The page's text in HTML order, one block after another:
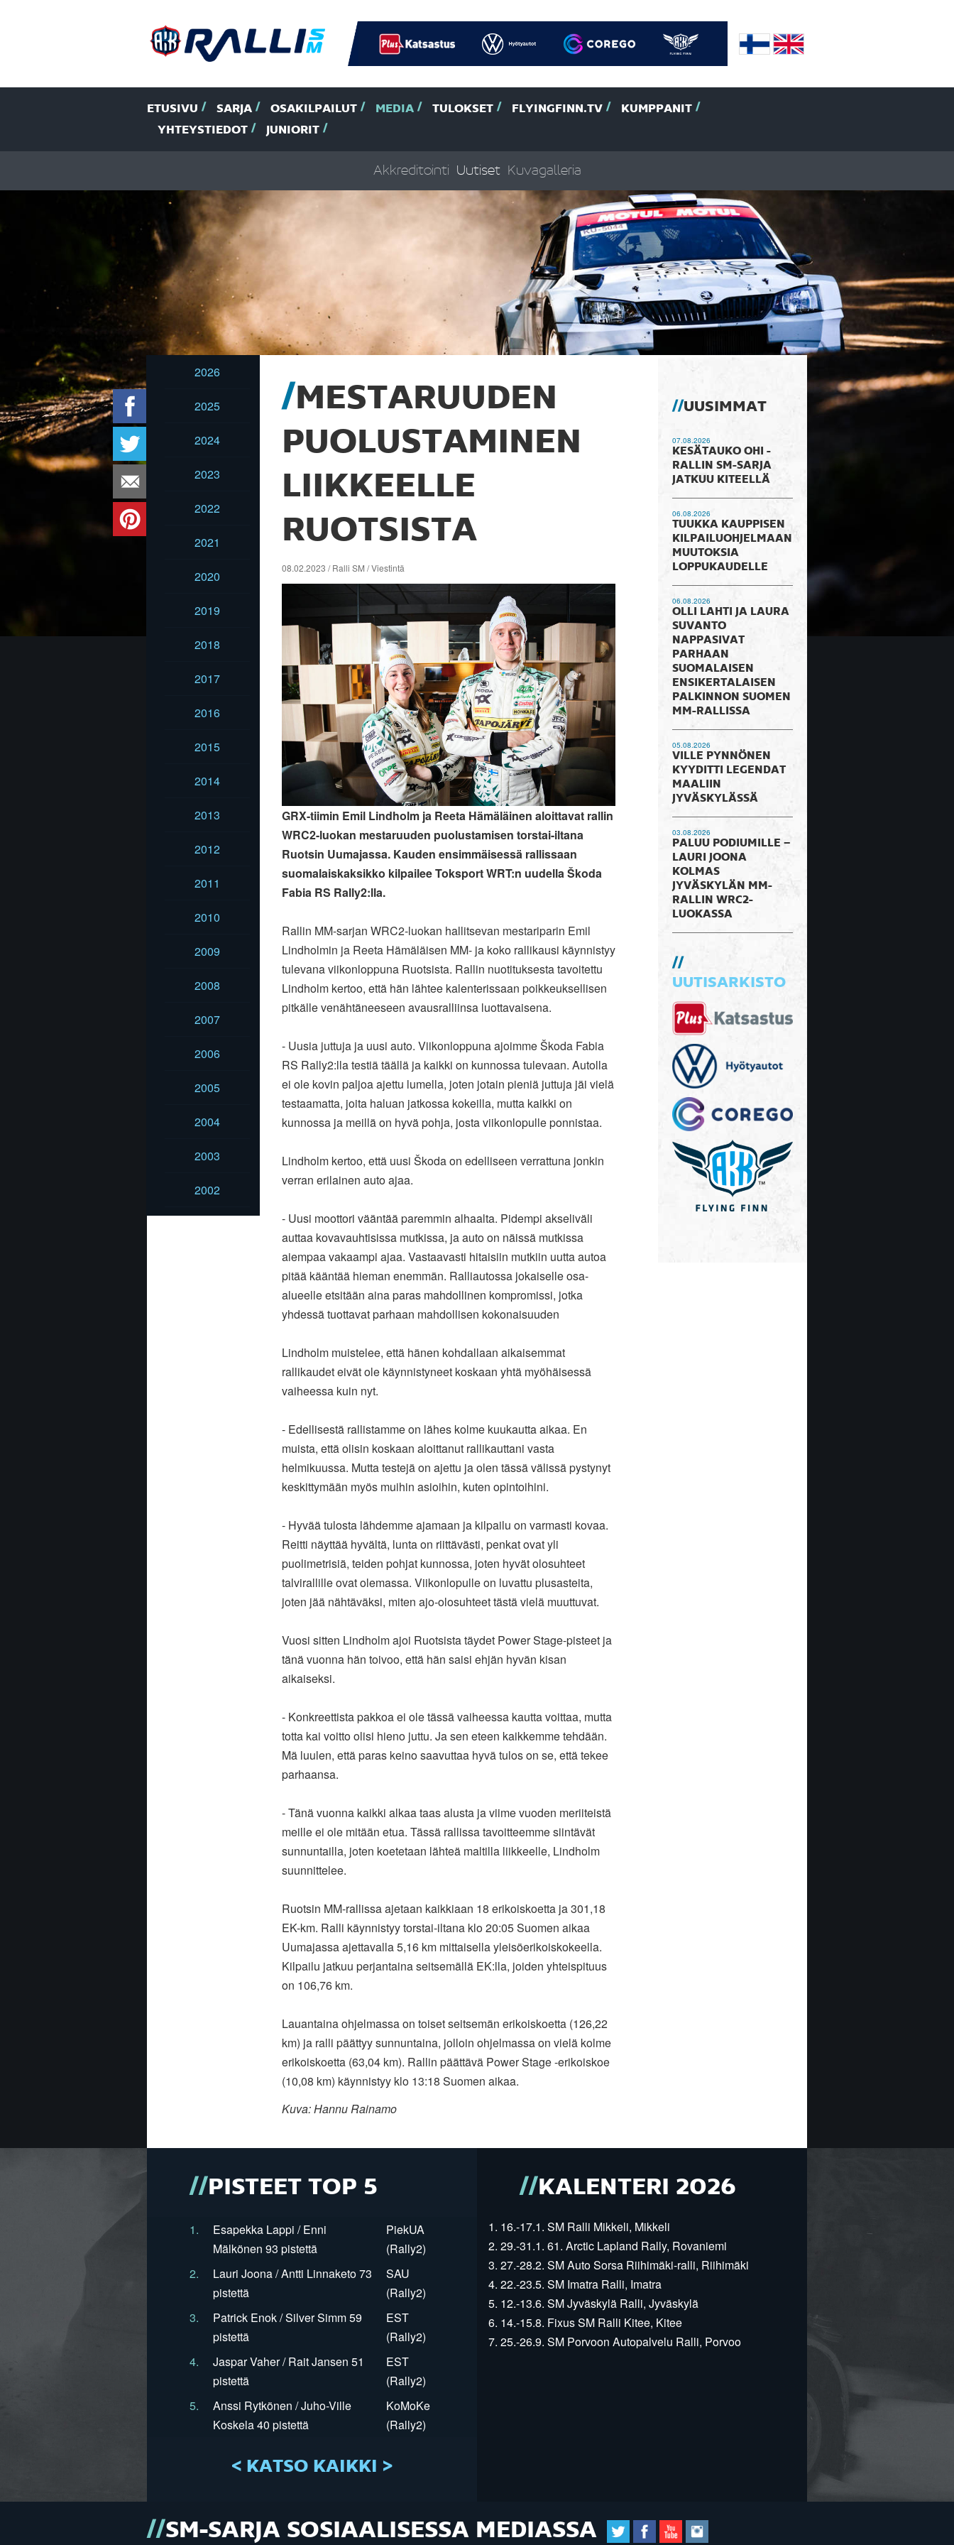
ETUSIVU SARJA OSAKILPAILUT MEDIA TULOKSET FLYINGFINN.TV
KUMPPANIT
YHTEYSTIEDOT
JUNIORIT
Akkreditointi Uutiset Kuvagalleria
2026
2025
2024
2023
2022
2021
2020
2019
2018
2017
2016
2015
2014
2013
2012
2011
2010
2009
2008
2007
2006
2005
2004
2003
2002
MESTARUUDEN
PUOLUSTAMINEN
LIIKKEELLE
RUOTSISTA
08.02.2023 / Ralli SM / Viestintä
GRX-tiimin Emil Lindholm ja Reeta Hämäläinen aloittavat rallin
WRC2-luokan mestaruuden puolustamisen torstai-iltana
Ruotsin Uumajassa. Kauden ensimmäisessä rallissaan
suomalaiskaksikko kilpailee Toksport WRT:n uudella Škoda
Fabia RS Rally2:lla.
Rallin MM-sarjan WRC2-luokan hallitsevan mestariparin Emil
Lindholmin ja Reeta Hämäläisen MM- ja koko rallikausi käynnistyy
tulevana viikonloppuna Ruotsista. Rallin nuotituksesta tavoitettu
Lindholm kertoo, että hän lähtee kalenterissaan poikkeuksellisen
pitkälle venähtäneeseen avausralliinsa luottavaisena.
- Uusia juttuja ja uusi auto. Viikonloppuna ajoimme Škoda Fabia
RS Rally2:lla testiä täällä ja kaikki on kunnossa tulevaan. Autolla
ei ole kovin paljoa ajettu lumella, joten jotain pieniä juttuja jäi vielä
testaamatta, joita haluan jatkossa kokeilla, mutta kaikki on
kunnossa ja meillä on hyvä pohja, josta viikonlopulle ponnistaa.
Lindholm kertoo, että uusi Škoda on edelliseen verrattuna jonkin
verran erilainen auto ajaa.
- Uusi moottori vääntää paremmin alhaalta. Pidempi akseliväli
auttaa kovavauhtisissa mutkissa, ja auto on näissä mutkissa
aiempaa vakaampi ajaa. Vastaavasti hitaisiin mutkiin uutta autoa
pitää kääntää hieman enemmän. Ralliautossa jokaiselle osa-
alueelle etsitään aina paras mahdollinen kompromissi, jotka
yhdessä tuottavat parhaan mahdollisen kokonaisuuden
Lindholm muistelee, että hänen kohdallaan aikaisemmat
rallikaudet eivät ole käynnistyneet koskaan yhtä myöhäisessä
vaiheessa kuin nyt.
- Edellisestä rallistamme on lähes kolme kuukautta aikaa. En
muista, että olisin koskaan aloittanut rallikauttani vasta
helmikuussa. Mutta testejä on ajettu ja olen tässä välissä pystynyt
keskittymään myös muihin asioihin, kuten opintoihini.
- Hyvää tulosta lähdemme ajamaan ja kilpailu on varmasti kovaa.
Reitti näyttää hyvältä, lunta on riittävästi, penkat ovat yli
puolimetrisiä, teiden pohjat kunnossa, joten hyvät olosuhteet
talvirallille ovat olemassa. Viikonlopulle on luvattu plusasteita,
joten jää nähtäväksi, miten ajo-olosuhteet tästä vielä muuttuvat.
Vuosi sitten Lindholm ajoi Ruotsista täydet Power Stage-pisteet ja
tänä vuonna hän toivoo, että hän saisi ehjän hyvän kisan
aikaiseksi.
- Konkreettista pakkoa ei ole tässä vaiheessa kautta voittaa, mutta
totta kai voitto olisi hieno juttu. Ja sen eteen kaikkemme tehdään.
Mä luulen, että paras keino saavuttaa hyvä tulos on se, että tekee
parhaansa.
- Tänä vuonna kaikki alkaa taas alusta ja viime vuoden meriiteistä
meille ei ole mitään etua. Tässä rallissa tavoitteemme siintävät
sunnuntailla, joten koetetaan lähteä maltilla liikkeelle, Lindholm
suunnittelee.
Ruotsin MM-rallissa ajetaan kaikkiaan 18 erikoiskoetta ja 301,18
EK-km. Ralli käynnistyy torstai-iltana klo 20:05 Suomen aikaa
Uumajassa ajettavalla 5,16 km mittaisella yleisöerikoiskokeella.
Kilpailu jatkuu perjantaina seitsemällä EK:lla, joiden yhteispituus
on 106,76 km.
Lauantaina ohjelmassa on toiset seitsemän erikoiskoetta (126,22
km) ja ralli päättyy sunnuntaina, jolloin ohjelmassa on vielä kolme
erikoiskoetta (63,04 km). Rallin päättävä Power Stage -erikoiskoe
(10,08 km) käynnistyy klo 13:18 Suomen aikaa.
Kuva: Hannu Rainamo
UUSIMMAT
07.08.2026
KESÄTAUKO OHI -
RALLIN SM-SARJA
JATKUU KITEELLÄ
06.08.2026
TUUKKA KAUPPISEN
KILPAILUOHJELMAAN
MUUTOKSIA
LOPPUKAUDELLE
06.08.2026
OLLI LAHTI JA LAURA
SUVANTO
NAPPASIVAT
PARHAAN
SUOMALAISEN
ENSIKERTALAISEN
PALKINNON SUOMEN
MM-RALLISSA
05.08.2026
VILLE PYNNÖNEN
KYYDITTI LEGENDAT
MAALIIN
JYVÄSKYLÄSSÄ
03.08.2026
PALUU PODIUMILLE –
LAURI JOONA
KOLMAS
JYVÄSKYLÄN MM-
RALLIN WRC2-
LUOKASSA
UUTISARKISTO
PISTEET TOP 5
1.
Esapekka Lappi / Enni
Mälkönen 93 pistettä
PiekUA
(Rally2)
2.
Lauri Joona / Antti Linnaketo 73
pistettä
SAU
(Rally2)
3.
Patrick Enok / Silver Simm 59
pistettä
EST
(Rally2)
4.
Jaspar Vaher / Rait Jansen 51
pistettä
EST
(Rally2)
5.
Anssi Rytkönen / Juho-Ville
Koskela 40 pistettä
KoMoKe
(Rally2)
< KATSO KAIKKI >
KALENTERI 2026
1. 16.-17.1. SM Ralli Mikkeli, Mikkeli
2. 29.-31.1. 61. Arctic Lapland Rally, Rovaniemi
3. 27.-28.2. SM Auto Sorsa Riihimäki-ralli, Riihimäki
4. 22.-23.5. SM Imatra Ralli, Imatra
5. 12.-13.6. SM Jyväskylä Ralli, Jyväskylä
6. 14.-15.8. Fixus SM Ralli Kitee, Kitee
7. 25.-26.9. SM Porvoon Autopalvelu Ralli, Porvoo
SM-SARJA SOSIAALISESSA MEDIASSA